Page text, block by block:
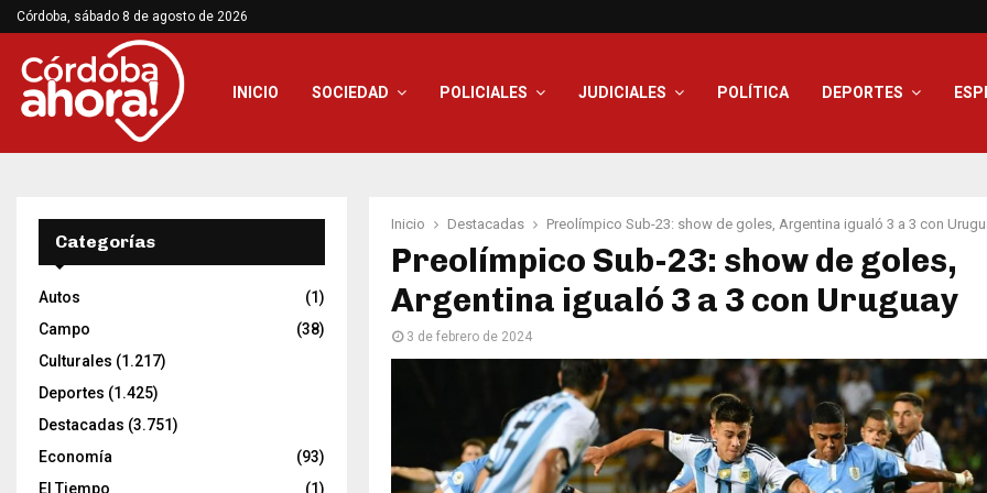
Córdoba, sábado 8 de agosto de 2026
INICIO SOCIEDAD POLICIALES JUDICIALES POLÍTICA DEPORTES
Inicio Destacadas Preolímpico Sub-23: show de goles, Argentina igualó 3 a 3 con
Preolímpico Sub-23: show de goles,
Argentina igualó 3 a 3 con Uruguay
3 de febrero de 2024
Categorías
Autos
(1)
Campo
(38)
Culturales (1.217)
Deportes (1.425)
Destacadas (3.751)
Economía
(93)
El Tiempo
(1)